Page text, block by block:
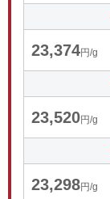
23,374円/g
23,520円/g
23,298円/g